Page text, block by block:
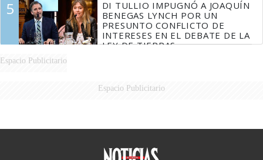
5
DI TULLIO IMPUGNÓ A JOAQUÍN
BENEGAS LYNCH POR UN
PRESUNTO CONFLICTO DE
INTERESES EN EL DEBATE DE LA
LEY DE TIERRAS
Espacio Publicitario
Espacio Publicitario